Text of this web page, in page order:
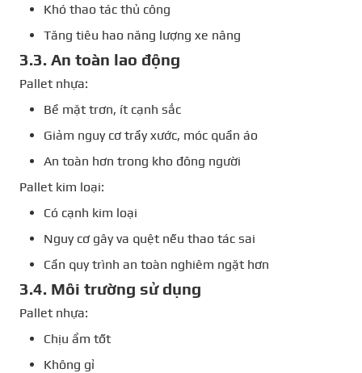
Khó thao tác thủ công
Tăng tiêu hao năng lượng xe nâng
3.3. An toàn lao động
Pallet nhựa:
Bề mặt trơn, ít cạnh sắc
Giảm nguy cơ trầy xước, móc quần áo
An toàn hơn trong kho đông người
Pallet kim loại:
Có cạnh kim loại
Nguy cơ gây va quệt nếu thao tác sai
Cần quy trình an toàn nghiêm ngặt hơn
3.4. Môi trường sử dụng
Pallet nhựa:
Chịu ẩm tốt
Không gỉ